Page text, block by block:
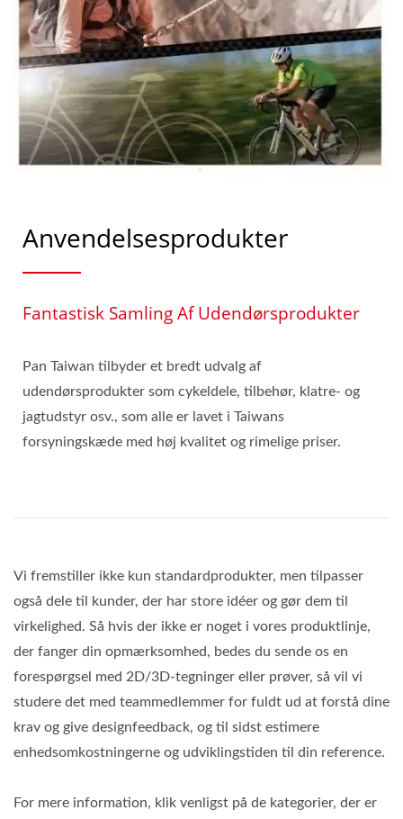
Anvendelsesprodukter
Fantastisk Samling Af Udendørsprodukter
Pan Taiwan tilbyder et bredt udvalg af
udendørsprodukter som cykeldele, tilbehør, klatre- og
jagtudstyr osv., som alle er lavet i Taiwans
forsyningskæde med høj kvalitet og rimelige priser.
Vi fremstiller ikke kun standardprodukter, men tilpasser
også dele til kunder, der har store idéer og gør dem til
virkelighed. Så hvis der ikke er noget i vores produktlinje,
der fanger din opmærksomhed, bedes du sende os en
forespørgsel med 2D/3D-tegninger eller prøver, så vil vi
studere det med teammedlemmer for fuldt ud at forstå dine
krav og give designfeedback, og til sidst estimere
enhedsomkostningerne og udviklingstiden til din reference.
For mere information, klik venligst på de kategorier, der er